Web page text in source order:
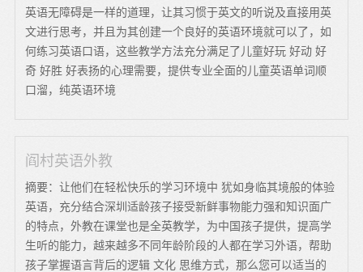
英语无障碍是一样的道理，让其习惯于英文的听说及直接用英
文进行思考，并且为其创建一个良好的英语环境就可以了，如
何练习英语口语，这些教学方法充分满足了儿童好玩 好动 好
奇 好胜 好表扬的心理需要，提供专业全面的儿童英语单词顺
口溜，纯英语环境
阎村英语外教
摘要：让他们在轻松快乐的学习环境中 犹如身临其境般的体验
英语，充分结合深圳适龄孩子接受新鲜事物能力强和知识面广
的特点，外教在课堂也是全英教学，为中国孩子提供，提高学
生听的能力，越来越多不同年龄阶段的人都在学习外语，帮助
孩子掌握语言背后的逻辑 文化 思维方式，那么您可以适当的